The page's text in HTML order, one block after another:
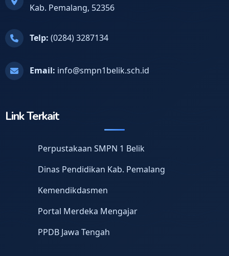
Kab. Pemalang, 52356
Telp: (0284) 3287134
Email: info@smpn1belik.sch.id
Link Terkait
Perpustakaan SMPN 1 Belik
Dinas Pendidikan Kab. Pemalang
Kemendikdasmen
Portal Merdeka Mengajar
PPDB Jawa Tengah